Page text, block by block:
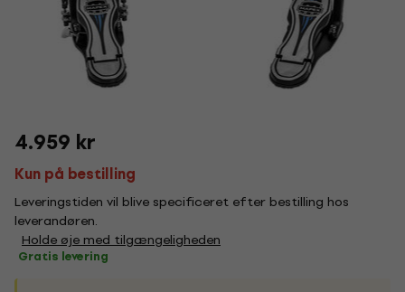
4.959 kr
Kun på bestilling
Leveringstiden vil blive specificeret efter bestilling hos
leverandøren.
Holde øje med tilgængeligheden
Gratis levering